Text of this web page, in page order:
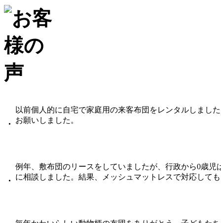
・
以前個人的に自宅で家庭用の来客布団をレンタルしまし
お願いしました。
・
例年、敷布団のリースをしていましたが、行政から0歳
に相談しました。結果、メッシュマットレスで対応して